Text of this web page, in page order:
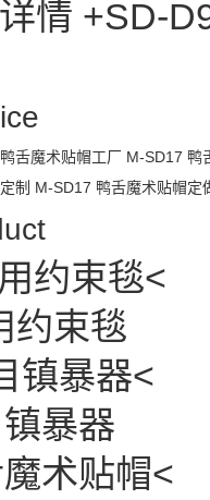
情 +SD-
舌魔术贴帽工厂 M-SD17 鸭
制 M-SD17 鸭舌魔术贴帽定
<
约束毯
<
暴器
<